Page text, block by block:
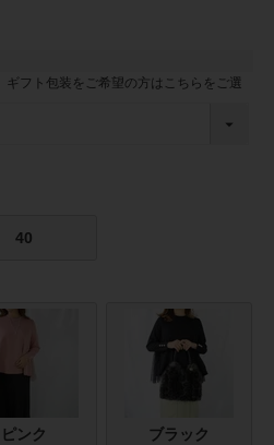
フト包装をご希望の方はこちらをご選
40
ピンク ブラック